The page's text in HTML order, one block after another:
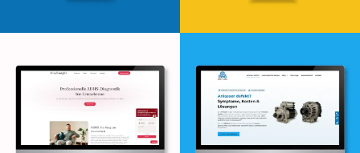
Webdesign & -entwicklung Webdesign & -entwicklung